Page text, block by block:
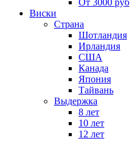
Виски
Страна
Шотландия
Ирландия
США
Канада
Япония
Тайвань
Выдержка
8 лет
10 лет
12 лет